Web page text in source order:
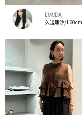
EMODA
久道理沙/160cm